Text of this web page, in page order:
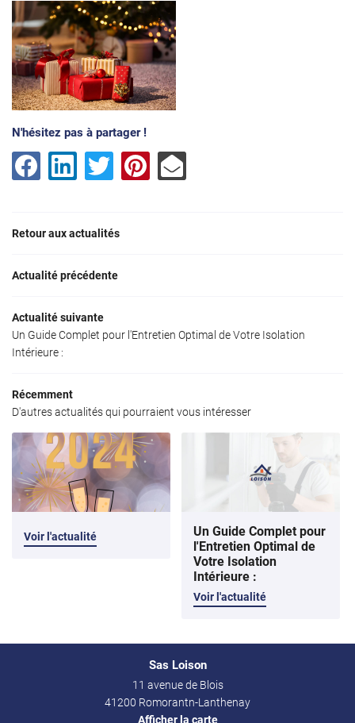
Accueil
Isolaton
réalisatons
Avis
Actualités
Contact
Rejoignez-
En cochant cette case, vous consentez à recevoir nos propositions commerciales à
l'adresse email indiqué ci-dessus. Vous pouvez vous désinscrire à tout moment en
utilisantle formulaire de désinscription.
INSCRIPTION
N'hésitez pas à partager !
Retour aux actualités
Actualité précédente
Actualité suivante
Un Guide Complet pour l'Entretien Optimal de Votre Isolation
Intérieure :
Récemment
D'autres actualités qui pourraient vous intéresser
Voir l'actualité
Un Guide Complet pour
l'Entretien Optimal de
Votre Isolation
Intérieure :
Voir l'actualité
Sas Loison
11 avenue de Blois
41200 Romorantn-Lanthenay
Afficher la carte